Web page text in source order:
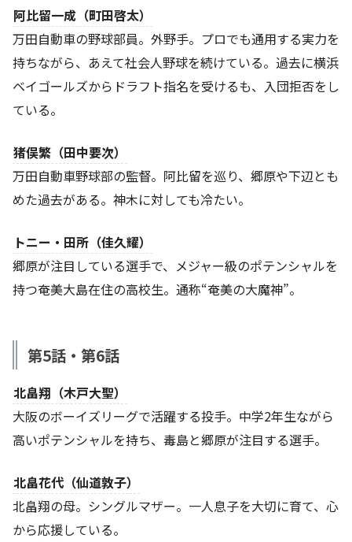
阿比留一成（町田啓太）
万田自動車の野球部員。外野手。プロでも通用する実力を
持ちながら、あえて社会人野球を続けている。過去に横浜
ベイゴールズからドラフト指名を受けるも、入団拒否をし
ている。
猪俣繁（田中要次）
万田自動車野球部の監督。阿比留を巡り、郷原や下辺とも
めた過去がある。神木に対しても冷たい。
トニー・田所（佳久耀）
郷原が注目している選手で、メジャー級のポテンシャルを
持つ奄美大島在住の高校生。通称“奄美の大魔神”。
第5話・第6話
北畠翔（木戸大聖）
大阪のボーイズリーグで活躍する投手。中学2年生ながら
高いポテンシャルを持ち、毒島と郷原が注目する選手。
北畠花代（仙道敦子）
北畠翔の母。シングルマザー。一人息子を大切に育て、心
から応援している。